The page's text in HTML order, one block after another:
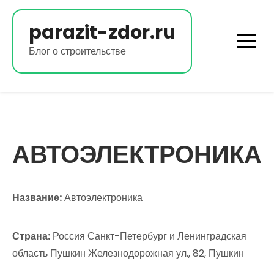
Перейти
содержимомуparazit-zdor.ru
Блог о строительстве
АВТОЭЛЕКТРОНИКА
Название:Автоэлектроника
Страна: Россия Санкт-Петербург и Ленинградская
область Пушкин Железнодорожная ул., 82, Пушкин